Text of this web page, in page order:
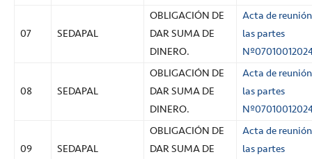
07 SEDAPAL
OBLIGACIÓN DE
DAR SUMA DE
DINERO.
Acta de
las partes
08 SEDAPAL
OBLIGACIÓN DE
DAR SUMA DE
DINERO.
Acta de
las partes
09 SEDAPAL
OBLIGACIÓN DE
DAR SUMA DE
Acta de
las partes